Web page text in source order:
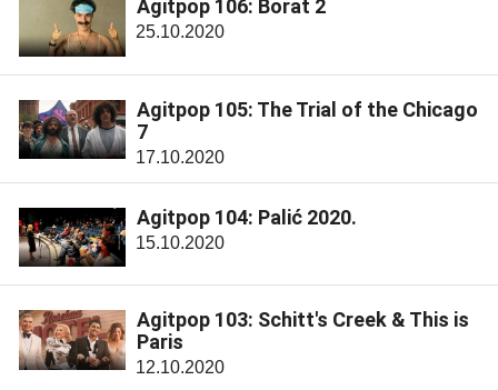
Agitpop 106: Borat 2
25.10.2020
Agitpop 105: The Trial of the Chicago
7
17.10.2020
Agitpop 104: Palić 2020.
15.10.2020
Agitpop 103: Schitt's Creek & This is
Paris
12.10.2020